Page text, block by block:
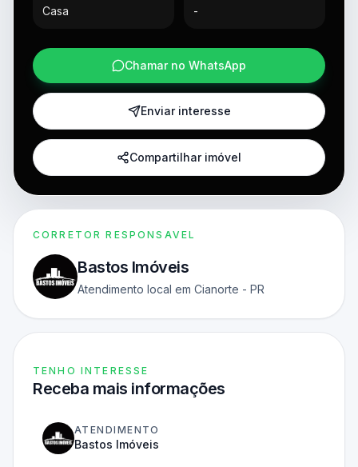
Casa -
Chamar no WhatsApp
Enviar interesse
Compartilhar imóvel
CORRETOR RESPONSAVEL
Bastos Imóveis
Atendimento local em Cianorte - PR
TENHO INTERESSE
Receba mais informações
ATENDIMENTO
Bastos Imóveis